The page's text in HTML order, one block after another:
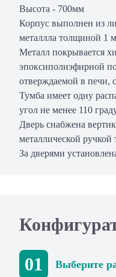
Высота - 700мм
Корпус выполнен из
металлла толщиной 1
Металл покрывается
эпоксиполиэфирной
отверждаемой в печи,
Тумба имеет одну
угол не менее 110
Дверь снабжена
металлической ручкой
За дверями
01 Выберите